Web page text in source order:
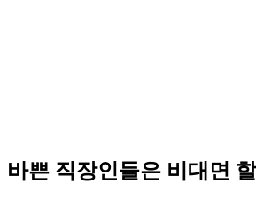
바쁜 직장인들은 비대면